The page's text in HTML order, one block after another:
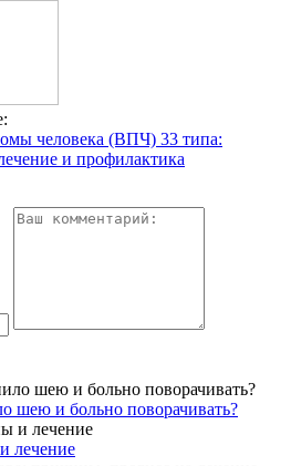
человека (ВПЧ) 33 типа:
и профилактика
шею и больно поворачивать?
лечение